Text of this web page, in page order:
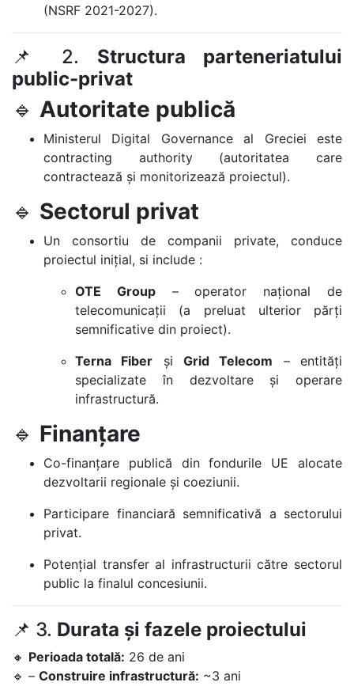
(NSRF 2021-2027).
📌 2. Structura parteneriatului
public-privat
🔹 Autoritate publică
Ministerul Digital Governance al Greciei este
contracting authority (autoritatea care
contractează și monitorizează proiectul).
🔹 Sectorul privat
Un consortiu de companii private, conduce
proiectul inițial, si include :
OTE Group– operator național de
telecomunicații (a preluat ulterior părți
semnificative din proiect).
Terna Fiber șiGrid Telecom – entități
specializate în dezvoltare și operare
infrastructură.
🔹 Finanțare
Co-finanțare publică din fondurile UE alocate
dezvoltarii regionale și coeziunii.
Participare financiară semnificativă a sectorului
privat.
Potențial transfer al infrastructurii către sectorul
public la finalul concesiunii.
📌 3. Durata și fazele proiectului
🔸 Perioada totală: 26 de ani
🔹 – Construire infrastructură: ~3 ani